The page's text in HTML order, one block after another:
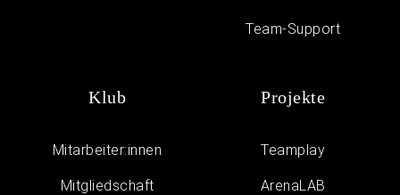
Team-Support
Klub
Mitarbeiter:innen
Mitgliedschaft
Projekte
Teamplay
ArenaLAB